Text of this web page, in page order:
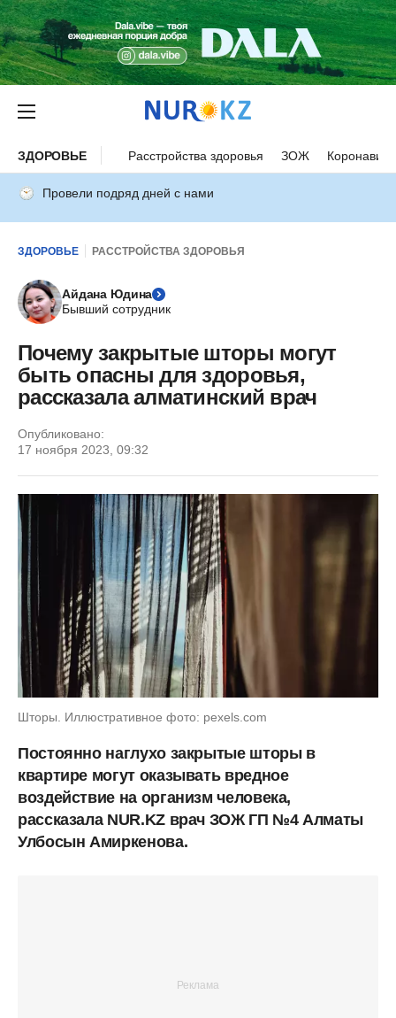
ЗДОРОВЬЕ Расстройства здоровья ЗОЖ
Провели подряд дней с нами
ЗДОРОВЬЕ РАССТРОЙСТВА ЗДОРОВЬЯ
Айдана Юдина
Бывший сотрудник
Почему закрытые шторы могут
быть опасны для здоровья,
рассказала алматинский врач
Опубликовано:
17 ноября 2023, 09:32
Шторы. Иллюстративное фото: pexels.com
Постоянно наглухо закрытые шторы в
квартире могут оказывать вредное
воздействие на организм человека,
рассказала NUR.KZ врач ЗОЖ ГП №4 Алматы
Улбосын Амиркенова.